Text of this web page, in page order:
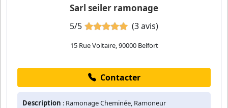
Sarl seiler ramonage
5/5 (3 avis)
15 Rue Voltaire, 90000 Belfort
Contacter
Description : Ramonage Cheminée, Ramoneur